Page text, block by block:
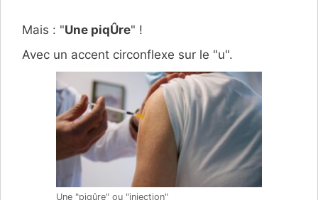
Mais : "Une piqÛre" !
Avec un accent circonflexe sur le "u".
Une "piqûre" ou "injection"